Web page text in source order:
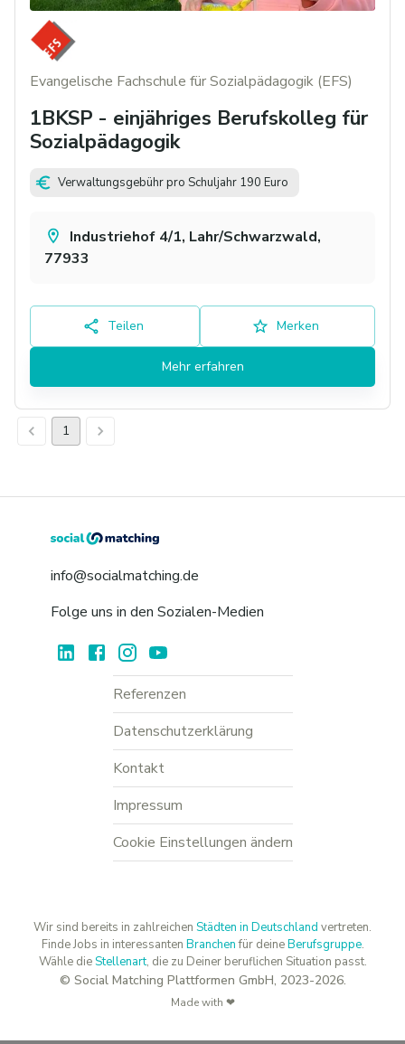
Evangelische Fachschule für Sozialpädagogik (EFS)
1BKSP - einjähriges Berufskolleg für
Sozialpädagogik
Verwaltungsgebühr pro Schuljahr 190 Euro
Industriehof 4/1, Lahr/Schwarzwald,
77933
Teilen Merken
Mehr erfahren
1
info@socialmatching.de
Folge uns in den Sozialen-Medien
Referenzen
Datenschutzerklärung
Kontakt
Impressum
Cookie Einstellungen ändern
Wir sind bereits in zahlreichen Städten in Deutschland vertreten.
Finde Jobs in interessanten Branchenfür deineBerufsgruppe.
Wähle dieStellenart, die zu Deiner beruflichen Situation passt.
© Social Matching Plattformen GmbH, 2023-2026.
Made with ❤